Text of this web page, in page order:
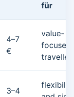
für
4–7
€
value-
focused
3–4